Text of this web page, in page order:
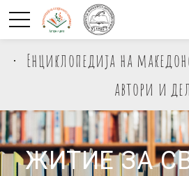
Енциклопедија на
автори и
ЖИТИЕ ЗА